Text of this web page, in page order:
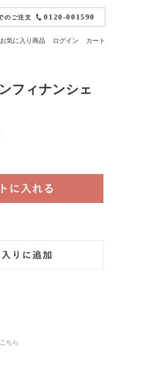
のご注文 0120-001590
の子ようかん
イス小布施
いて
返品につ
お気に入り商品 ログイン カート
フィナンシェ
ちら